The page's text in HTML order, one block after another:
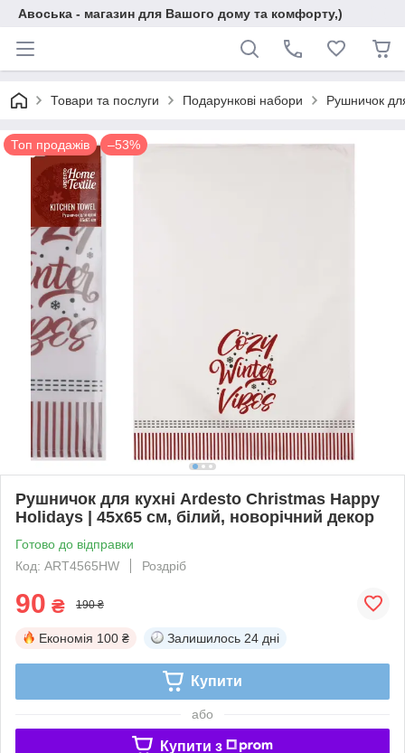
Авоська - магазин для Вашого дому та комфорту,)
Товари та послуги Подарункові набори Рушничок
Топ продажів –53%
Рушничок для кухні Ardesto Christmas Happy
Holidays | 45х65 см, білий, новорічний декор
Готово до відправки
Код: ART4565HW
Роздріб
90 ₴ 190 ₴
Економія 100 ₴ Залишилось 24 дні
Купити
або
Купити з